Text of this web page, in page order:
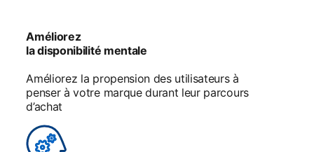
Améliorez
la disponibilité mentale
Améliorez la propension des utilisateurs à
penser à votre marque durant leur parcours
d’achat